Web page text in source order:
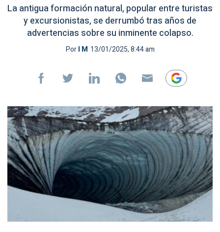
La antigua formación natural, popular entre turistas
y excursionistas, se derrumbó tras años de
advertencias sobre su inminente colapso.
PorI M 13/01/2025, 8:44 am